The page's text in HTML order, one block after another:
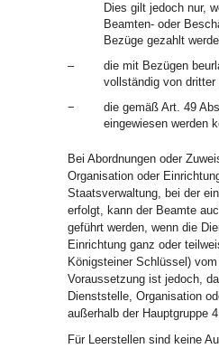
Dies gilt jedoch nur,
Beamten- oder
Bezüge gezahlt
–
die mit Bezügen
vollständig von
−
die gemäß Art. 49
eingewiesen werden
Bei Abordnungen oder
Organisation oder
Staatsverwaltung, bei der
erfolgt, kann der Beamte
geführt werden, wenn die
Einrichtung ganz oder
Königsteiner Schlüssel)
Voraussetzung ist jedoch,
Dienststelle, Organisation
außerhalb der Hauptgruppe
Für Leerstellen sind keine